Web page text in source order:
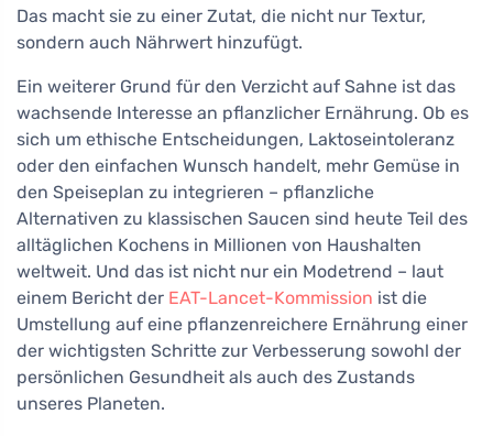
Das macht sie zu einer Zutat, die nicht nur Textur,
sondern auch Nährwert hinzufügt.
Ein weiterer Grund für den Verzicht auf Sahne ist das
wachsende Interesse an pflanzlicher Ernährung. Ob es
sich um ethische Entscheidungen, Laktoseintoleranz
oder den einfachen Wunsch handelt, mehr Gemüse in
den Speiseplan zu integrieren – pflanzliche
Alternativen zu klassischen Saucen sind heute Teil des
alltäglichen Kochens in Millionen von Haushalten
weltweit. Und das ist nicht nur ein Modetrend – laut
einem Bericht der EAT-Lancet-Kommission ist die
Umstellung auf eine pflanzenreichere Ernährung einer
der wichtigsten Schritte zur Verbesserung sowohl der
persönlichen Gesundheit als auch des Zustands
unseres Planeten.